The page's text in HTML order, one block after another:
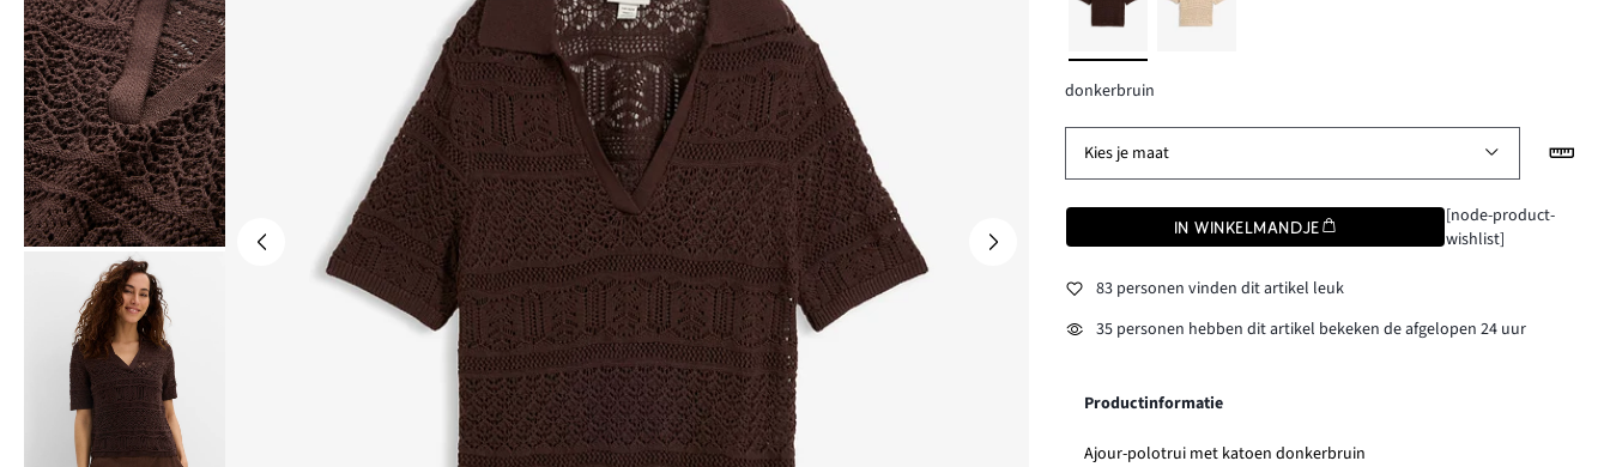
donkerbruin
Kies je maat
IN WINKELMANDJE
[node-product-
wishlist]
83 personen vinden dit artikel leuk
35 personen hebben dit artikel bekeken de afgelopen 24 uur
Productinformatie
Ajour-polotrui met katoen donkerbruin